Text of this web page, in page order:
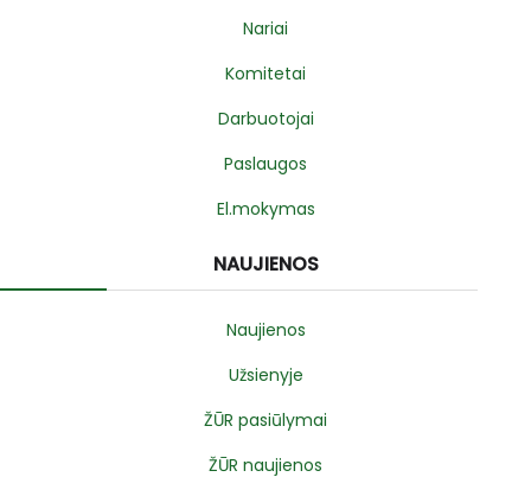
Nariai
Komitetai
Darbuotojai
Paslaugos
El.mokymas
NAUJIENOS
Naujienos
Užsienyje
ŽŪR pasiūlymai
ŽŪR naujienos